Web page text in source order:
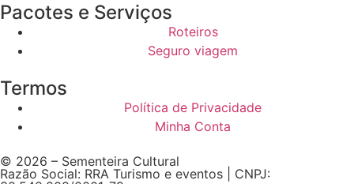
Pacotes e Serviços
Roteiros
Seguro viagem
Termos
Política de Privacidade
Minha Conta
© 2026 – Sementeira Cultural
Razão Social: RRA Turismo e eventos | CNPJ: